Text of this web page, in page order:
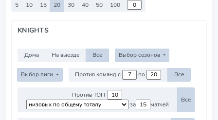
5 10 15 20 30 40 50 100
KNIGHTS
Дома На выезде Все Выбор сезонов
Выбор лиги Против команд с по Все
Против ТОП-
за
матчей
Все